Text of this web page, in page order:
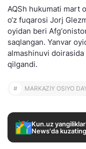
AQSh hukumati mart
o‘z fuqarosi Jorj
oyidan beri
saqlangan. Yanvar
almashinuvi
qilgandi.
# MARKAZIY OSIYO
Kun.uz
News'da kuzating